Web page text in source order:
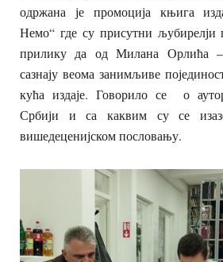
одржана је промоција књига
Немо“ где су присутни
прилику да од Милана Орлића –
сазнају веома занимљиве
кућа издаје. Говорило се о
Србији и са каквим су се
вишедеценијском пословању.